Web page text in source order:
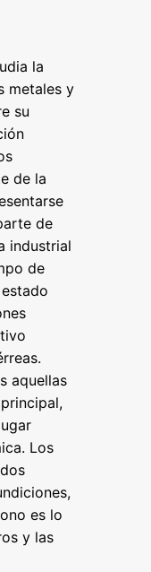
la
metales y
su
de la
de
industrial
de
aquellas
Los
es lo
y las